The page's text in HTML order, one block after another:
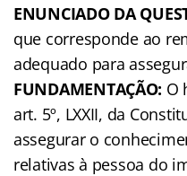
ENUNCIADO DA
que corresponde ao
adequado para
FUNDAMENTAÇÃO: O
art. 5º, LXXII, da
assegurar o
relativas à pessoa do